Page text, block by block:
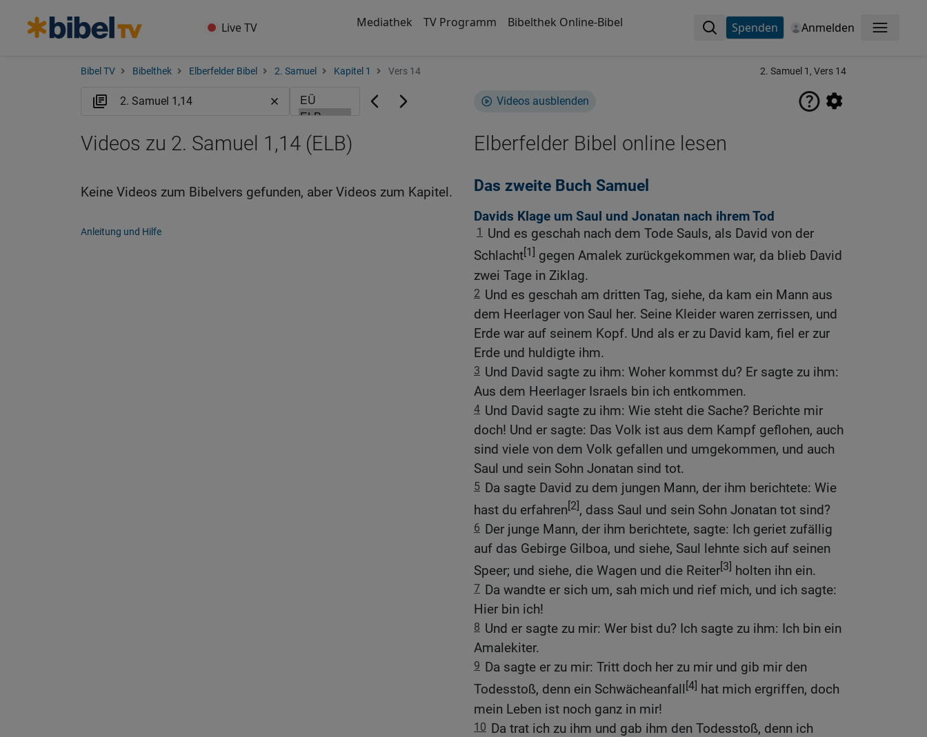
Live TV Mediathek TV Programm Bibelthek Online-Bibel Spenden Anmelden Menü
Bibel TV Bibelthek Elberfelder Bibel 2. Samuel Kapitel 1 Vers 14 2. Samuel 1, Vers 14
Videos ausblenden
Elberfelder Bibel online lesen
Das zweite Buch Samuel
Davids Klage um Saul und Jonatan nach ihrem Tod
1
Und es geschah nach dem Tode Sauls, als David von der
Schlacht[1] gegen Amalek zurückgekommen war, da blieb David
zwei Tage in Ziklag.
2 Und es geschah am dritten Tag, siehe, da kam ein Mann aus
dem Heerlager von Saul her. Seine Kleider waren zerrissen, und
Erde war auf seinem Kopf. Und als er zu David kam, fiel er zur
Erde und huldigte ihm.
3 Und David sagte zu ihm: Woher kommst du? Er sagte zu ihm:
Aus dem Heerlager Israels bin ich entkommen.
4 Und David sagte zu ihm: Wie steht die Sache? Berichte mir
doch! Und er sagte: Das Volk ist aus dem Kampf geflohen, auch
sind viele von dem Volk gefallen und umgekommen, und auch
Saul und sein Sohn Jonatan sind tot.
5 Da sagte David zu dem jungen Mann, der ihm berichtete: Wie
hast du erfahren[2], dass Saul und sein Sohn Jonatan tot sind?
6 Der junge Mann, der ihm berichtete, sagte: Ich geriet zufällig
auf das Gebirge Gilboa, und siehe, Saul lehnte sich auf seinen
Speer; und siehe, die Wagen und die Reiter[3] holten ihn ein.
7 Da wandte er sich um, sah mich und rief mich, und ich sagte:
Hier bin ich!
8 Und er sagte zu mir: Wer bist du? Ich sagte zu ihm: Ich bin ein
Amalekiter.
9 Da sagte er zu mir: Tritt doch her zu mir und gib mir den
Todesstoß, denn ein Schwächeanfall [4] hat mich ergriffen, doch
mein Leben ist noch ganz in mir!
10 Da trat ich zu ihm und gab ihm den Todesstoß, denn ich
Videos zu 2. Samuel 1,14 (ELB)
Keine Videos zum Bibelvers gefunden, aber Videos zum Kapitel.
Anleitung und Hilfe